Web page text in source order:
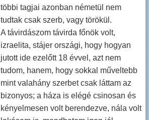
többi tagjai azonban németül nem
tudtak csak szerb, vagy törökül.
A távirdászom távirda főnök volt,
izraelita, stájer országi, hogy hogyan
jutott ide ezelőtt 18 évvel, azt nem
tudom, hanem, hogy sokkal műveltebb
mint valahány szerbet csak láttam az
bizonyos; a háza is elégé csinosan és
kényelmesen volt berendezve, nála volt